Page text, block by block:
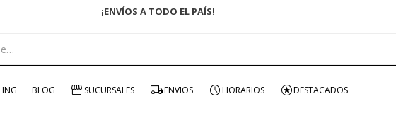
¡ENVÍOS A TODO EL PAÍS!
BLOG SUCURSALES ENVIOS HORARIOS DESTACADOS